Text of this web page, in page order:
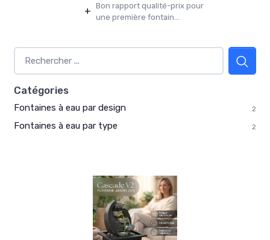
+ Bon rapport qualité-prix pour
une première fontain...
Catégories
Fontaines à eau par design 2
Fontaines à eau par type 2